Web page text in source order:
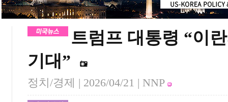
트럼프 대통령 “이
기대”
정치/경제 | 2026/04/21 | NNP